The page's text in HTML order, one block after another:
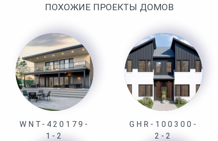
ПОХОЖИЕ ПРОЕКТЫ ДОМОВ
WNT-420179-
1-2
GHR-100300-
2-2